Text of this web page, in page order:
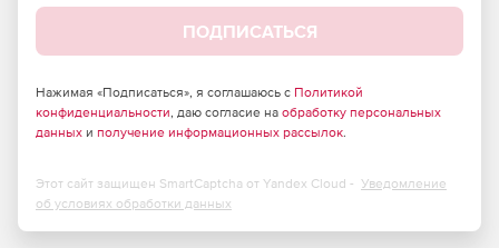
ПОДПИСАТЬСЯ
Нажимая «Подписаться», я соглашаюсь с Политикой
конфиденциальности, даю согласие на обработку персональных
данных и получение информационных рассылок.
Этот сайт защищен SmartCaptcha от Yandex Cloud - Уведомление
об условиях обработки данных